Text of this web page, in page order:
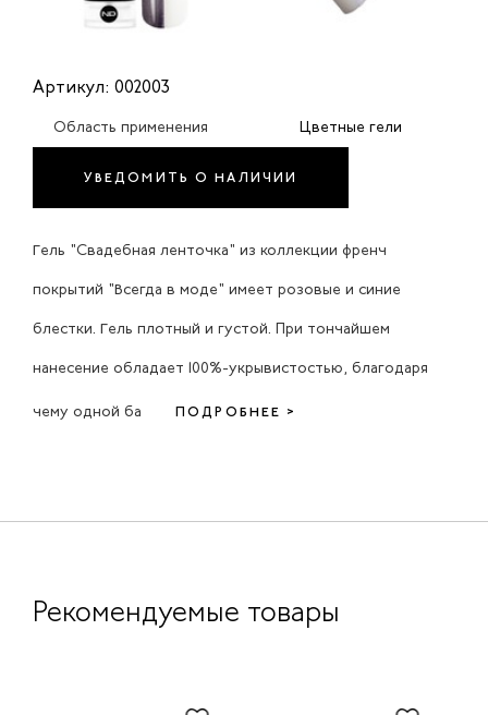
Артикул: 002003
Область применения Цветные гели
УВЕДОМИТЬ О НАЛИЧИИ
Гель "Свадебная ленточка" из коллекции френч
покрытий "Всегда в моде" имеет розовые и синие
блестки. Гель плотный и густой. При тончайшем
нанесение обладает 100%-укрывистостью, благодаря
чему одной ба ПОДРОБНЕЕ >
Рекомендуемые товары